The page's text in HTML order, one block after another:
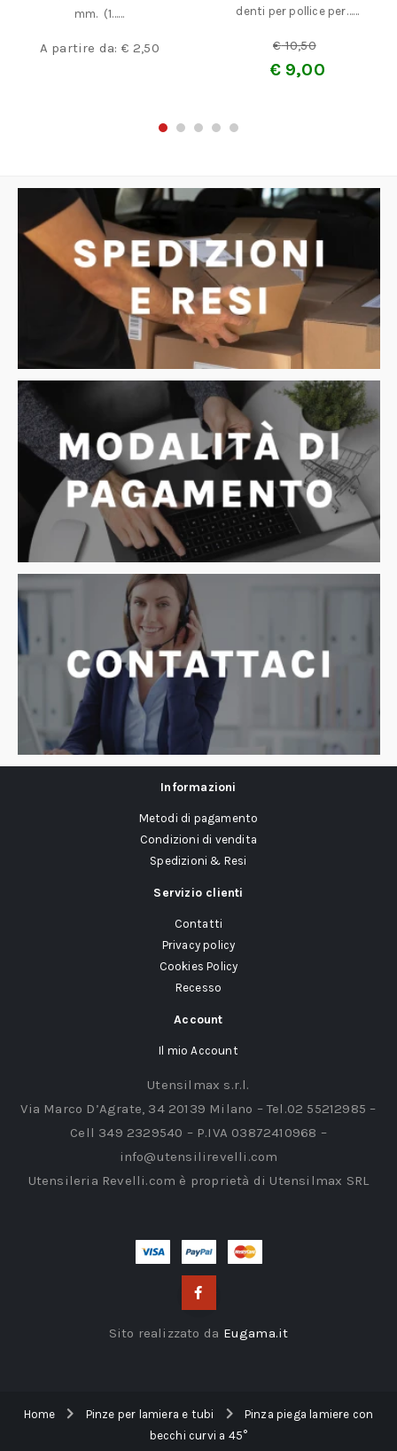
mm. (1……
A partire da: € 2,50
denti per pollice per……
€10,50
€9,00
Informazioni
Metodi di pagamento
Condizioni di vendita
Spedizioni & Resi
Servizio clienti
Contatti
Privacy policy
Cookies Policy
Recesso
Account
Il mio Account
Utensilmax s.r.l.
Via Marco D’Agrate, 34 20139 Milano – Tel.02 55212985 –
Cell 349 2329540 – P.IVA 03872410968 –
info@utensilirevelli.com
Utensileria Revelli.com è proprietà di Utensilmax SRL
Sito realizzato da Eugama.it
Home Pinze per lamiera e tubi
Pinza piega lamiere con
becchi curvi a 45°